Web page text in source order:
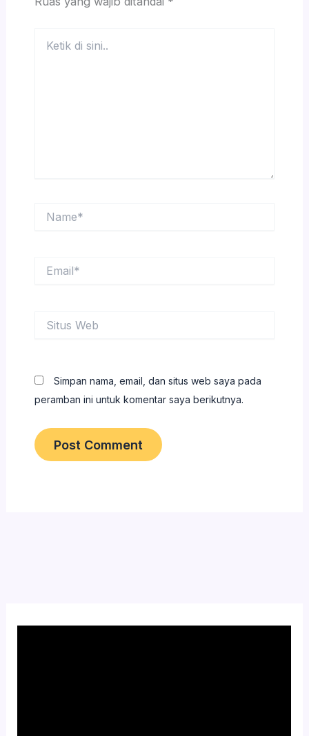
Web
Simpan nama, email, dan situs web saya pada
peramban ini untuk komentar saya berikutnya.